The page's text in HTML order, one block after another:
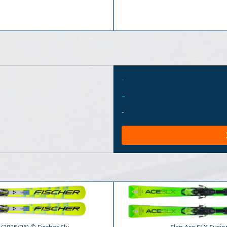
-
-
-